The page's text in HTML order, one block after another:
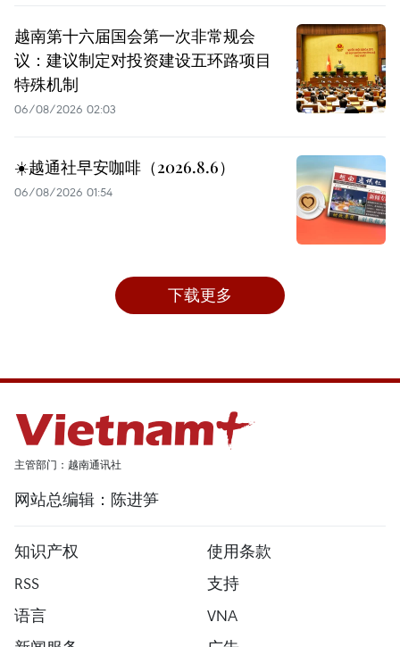
越南第十六届国会第一次非常规会
议：建议制定对投资建设五环路项目
特殊机制
06/08/2026 02:03
☀️越通社早安咖啡（2026.8.6）
06/08/2026 01:54
下载更多
主管部门：越南通讯社
网站总编辑：陈进笋
知识产权
使用条款
RSS
支持
语言
VNA